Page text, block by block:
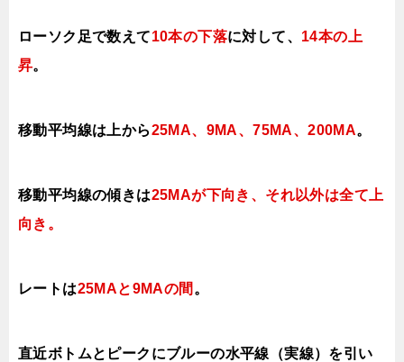
ローソク足で数えて10本の下落に対して、 14本の上
昇。
移動平均線は上から25MA、9MA、75MA、200MA。
移動平均線の傾きは25MAが下向き、それ以外は全て 上
向き。
レートは25MAと9MAの間 。
直近ボトムとピークにブルーの水平線（実線）を引い